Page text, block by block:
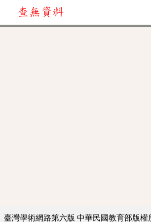
查無資料
臺灣學術網路第六版 中華民國教育部版權